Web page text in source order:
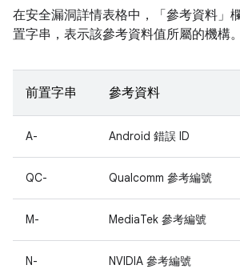
在安全漏洞詳情表格中，「參考資料」
置字串，表示該參考資料值所屬的機構。
前置字串 參考資料
A- Android 錯誤 ID
QC- Qualcomm 參考編號
M- MediaTek 參考編號
N- NVIDIA 參考編號